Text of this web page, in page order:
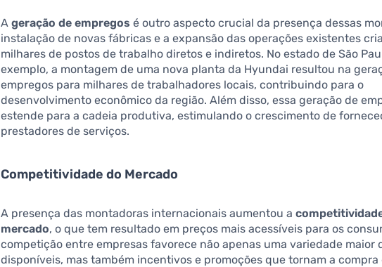
Ageração de empregos é outro aspecto crucial da presença dessas
instalação de novas fábricas e a expansão das operações existentes
milhares de postos de trabalho diretos e indiretos. No estado de São
exemplo, a montagem de uma nova planta da Hyundai resultou na
empregos para milhares de trabalhadores locais, contribuindo para o
desenvolvimento econômico da região. Além disso, essa geração de
estende para a cadeia produtiva, estimulando o crescimento de
prestadores de serviços.
Competitividade do Mercado
A presença das montadoras internacionais aumentou a
mercado, o que tem resultado em preços mais acessíveis para os
competição entre empresas favorece não apenas uma variedade maior
disponíveis, mas também incentivos e promoções que tornam a compra